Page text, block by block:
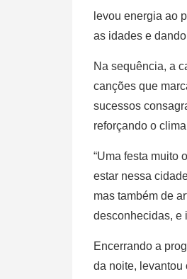
levou energia ao
as idades e
Na sequência, a
canções que
sucessos
reforçando o
“Uma festa muito
estar nessa
mas também de
desconhecidas, e
Encerrando a
da noite, levantou